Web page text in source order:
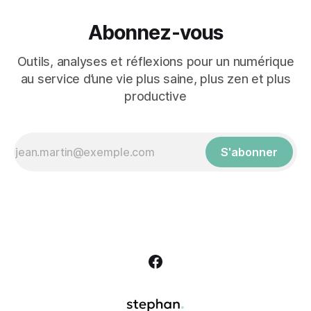
Abonnez-vous
Outils, analyses et réflexions pour un numérique
au service d’une vie plus saine, plus zen et plus
productive
S'abonner